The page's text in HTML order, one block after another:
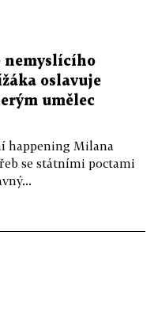
nemyslícího
oslavuje
umělec
happening Milana
se státními poctami